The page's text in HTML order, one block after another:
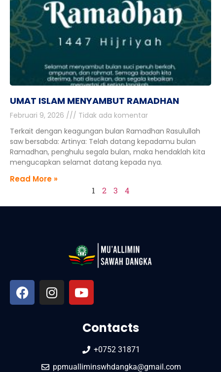
UMAT ISLAM MENYAMBUT RAMADHAN
Februari 9, 2026
Tidak ada komentar
Terkait dengan keagungan bulan Ramadhan Rasulullah
saw bersabda: Artinya: Telah datang kepadamu bulan
Ramadhan, penghulu segala bulan, maka hendaklah kita
mengucapkan selamat datang kepada nya.
Read More »
1
2 3 4
Contacts
+0752 31871
ppmualliminswhdangka@gmail.com